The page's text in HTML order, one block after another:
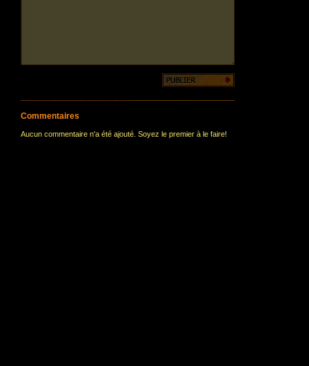
Commentaires
Aucun commentaire n'a été ajouté. Soyez le premier à le faire!